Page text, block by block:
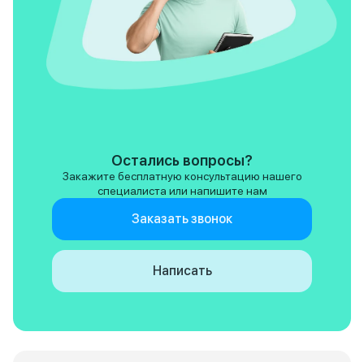
Остались вопросы?
Закажите бесплатную консультацию нашего
специалиста или напишите нам
Заказать звонок
Написать